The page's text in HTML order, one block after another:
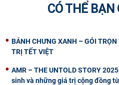
CÓ THỂ
BÁNH CHƯNG XANH – GÓI
TRỊ TẾT VIỆT
AMR – THE UNTOLD STORY
sinh và những giá trị cộng đồng